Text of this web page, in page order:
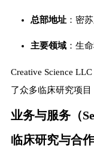
总部地址：密
主要领域：生
Creative Science
了众多临床研究项目
业务与服务（
临床研究与合作